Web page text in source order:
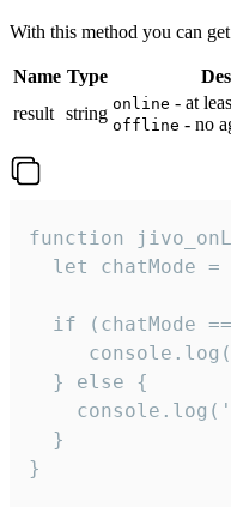
With this method you can
Name Type
result string online - at
offline - no
function
let chatMode =
if (chatMode
  } else {
  }
}